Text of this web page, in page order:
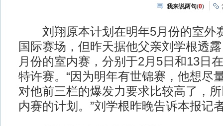
我来说两句(0)
刘翔原本计划在明年5月份的室外
国际赛场，但昨天据他父亲刘学根透
月份的室内赛，分别于2月5日和13日
特许赛。“因为明年有世锦赛，他想尽
对他前三栏的爆发力要求比较高了，
内赛的计划。”刘学根昨晚告诉本报记